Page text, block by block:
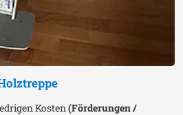
Kosten (Förderungen /